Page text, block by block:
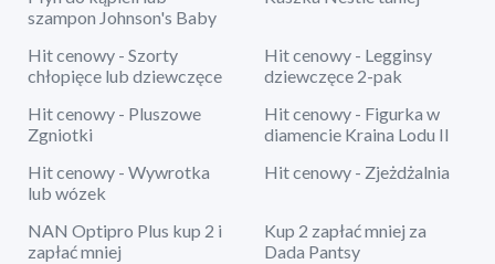
szampon Johnson's Baby
Hit cenowy - Szorty
chłopięce lub dziewczęce
Hit cenowy - Legginsy
dziewczęce 2-pak
Hit cenowy - Pluszowe
Zgniotki
Hit cenowy - Figurka w
diamencie Kraina Lodu II
Hit cenowy - Wywrotka
lub wózek
Hit cenowy - Zjeżdżalnia
NAN Optipro Plus kup 2 i
zapłać mniej
Kup 2 zapłać mniej za
Dada Pantsy